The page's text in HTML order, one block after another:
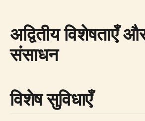
अद्वितीय विशेषताएँ
संसाधन
विशेष सुविधाएँ